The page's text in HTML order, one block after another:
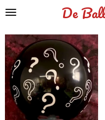
Ga
de
hoofdinhoud
De